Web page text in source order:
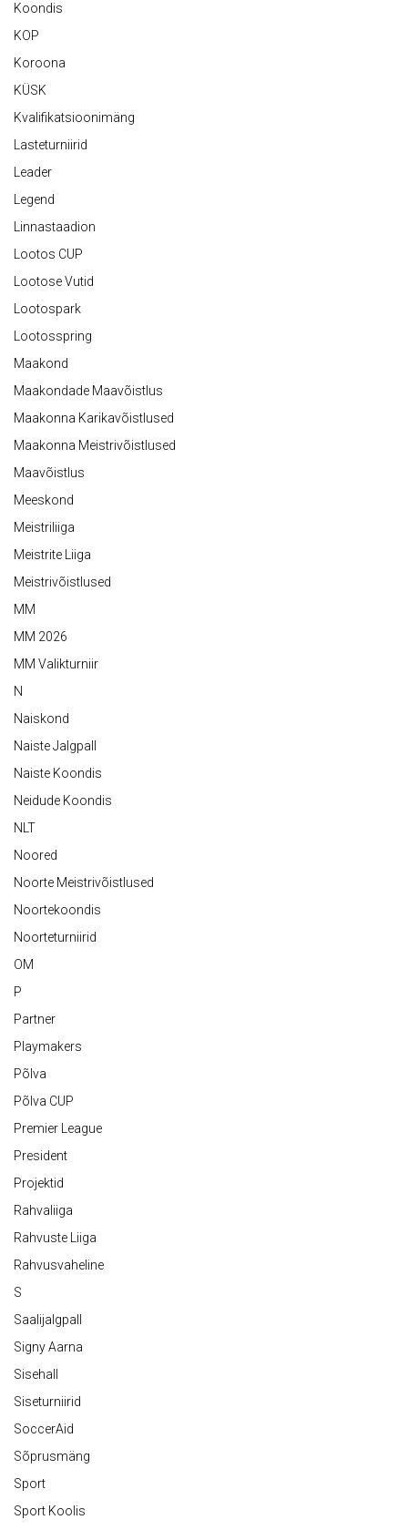
Koondis
KOP
Koroona
KÜSK
Kvalifikatsioonimäng
Lasteturniirid
Leader
Legend
Linnastaadion
Lootos CUP
Lootose Vutid
Lootospark
Lootosspring
Maakond
Maakondade Maavõistlus
Maakonna Karikavõistlused
Maakonna Meistrivõistlused
Maavõistlus
Meeskond
Meistriliiga
Meistrite Liiga
Meistrivõistlused
MM
MM 2026
MM Valikturniir
N
Naiskond
Naiste Jalgpall
Naiste Koondis
Neidude Koondis
NLT
Noored
Noorte Meistrivõistlused
Noortekoondis
Noorteturniirid
OM
P
Partner
Playmakers
Põlva
Põlva CUP
Premier League
President
Projektid
Rahvaliiga
Rahvuste Liiga
Rahvusvaheline
S
Saalijalgpall
Signy Aarna
Sisehall
Siseturniirid
SoccerAid
Sõprusmäng
Sport
Sport Koolis